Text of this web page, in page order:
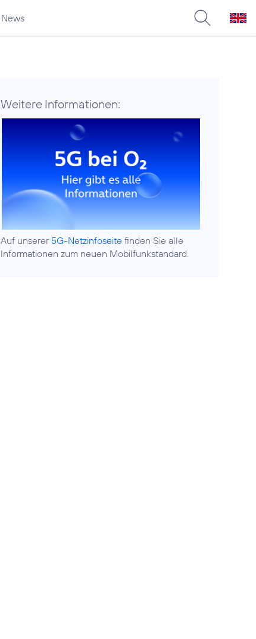
News
Weitere Informationen:
Auf unserer 5G-Netzinfoseite finden Sie alle
Informationen zum neuen Mobilfunkstandard.